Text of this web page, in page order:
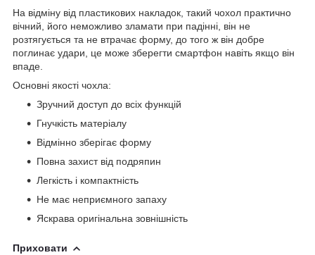
На відміну від пластикових накладок, такий чохол практично
вічний, його неможливо зламати при падінні, він не
розтягується та не втрачає форму, до того ж він добре
поглинає удари, це може зберегти смартфон навіть якщо він
впаде.
Основні якості чохла:
Зручний доступ до всіх функцій
Гнучкість матеріалу
Відмінно зберігає форму
Повна захист від подряпин
Легкість і компактність
Не має неприємного запаху
Яскрава оригінальна зовнішність
Приховати